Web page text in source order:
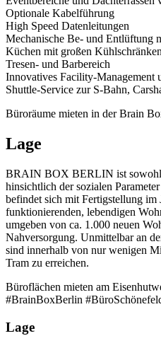
Optionale Kabelführung
High Speed Datenleitungen
Mechanische Be- und Entlüftung
Küchen mit großen
Tresen- und Barbereich
Innovatives Facility-Management
Shuttle-Service zur S-Bahn,
Büroräume mieten in der Brain
Lage
BRAIN BOX BERLIN ist sowohl
hinsichtlich der sozialen
befindet sich mit Fertigstellung im
funktionierenden, lebendigen
umgeben von ca. 1.000 neuen
Nahversorgung. Unmittelbar an
sind innerhalb von nur wenigen
Tram zu erreichen.
Büroflächen mieten am
#BrainBoxBerlin
Lage